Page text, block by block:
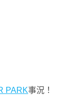
PARK事況！